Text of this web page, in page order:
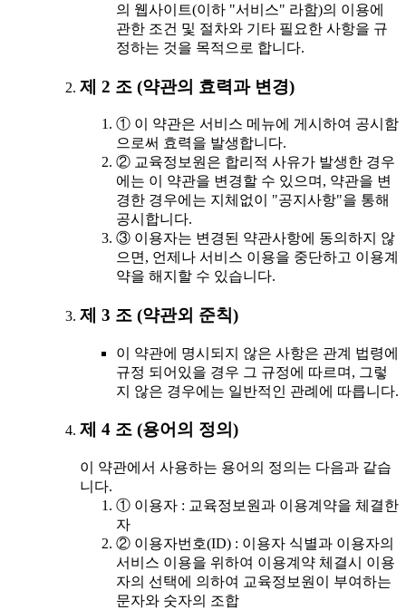
의 웹사이트(이하 "서비스" 라함)의 이용에
관한 조건 및 절차와 기타 필요한 사항을 규
정하는 것을 목적으로 합니다.
제 2 조 (약관의 효력과 변경)
① 이 약관은 서비스 메뉴에 게시하여 공시함
으로써 효력을 발생합니다.
② 교육정보원은 합리적 사유가 발생한 경우
에는 이 약관을 변경할 수 있으며, 약관을 변
경한 경우에는 지체없이 "공지사항"을 통해
공시합니다.
③ 이용자는 변경된 약관사항에 동의하지 않
으면, 언제나 서비스 이용을 중단하고 이용계
약을 해지할 수 있습니다.
제 3 조 (약관외 준칙)
이 약관에 명시되지 않은 사항은 관계 법령에
규정 되어있을 경우 그 규정에 따르며, 그렇
지 않은 경우에는 일반적인 관례에 따릅니다.
제 4 조 (용어의 정의)
이 약관에서 사용하는 용어의 정의는 다음과 같습
니다.
① 이용자 : 교육정보원과 이용계약을 체결한
자
② 이용자번호(ID) : 이용자 식별과 이용자의
서비스 이용을 위하여 이용계약 체결시 이용
자의 선택에 의하여 교육정보원이 부여하는
문자와 숫자의 조합